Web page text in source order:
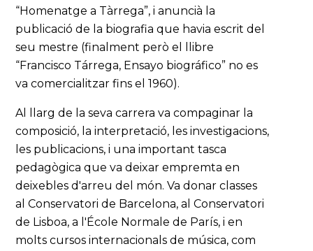
“Homenatge a Tàrrega”, i anuncià la
publicació de la biografia que havia escrit del
seu mestre (finalment però el llibre
“Francisco Tárrega, Ensayo biográfico” no es
va comercialitzar fins el 1960).
Al llarg de la seva carrera va compaginar la
composició, la interpretació, les investigacions,
les publicacions, i una important tasca
pedagògica que va deixar empremta en
deixebles d'arreu del món. Va donar classes
al Conservatori de Barcelona, al Conservatori
de Lisboa, a l'École Normale de París, i en
molts cursos internacionals de música, com